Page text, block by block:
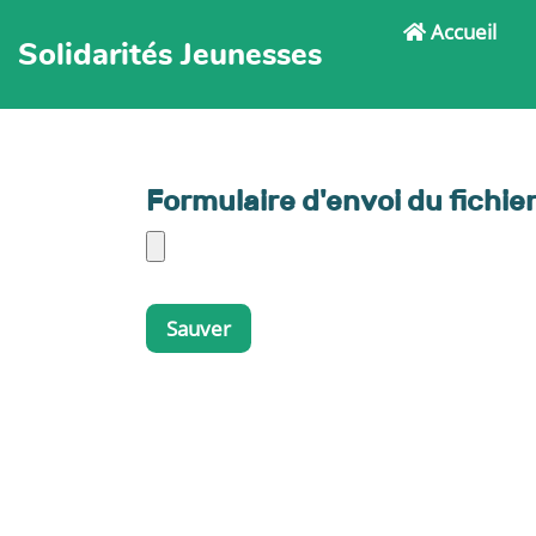
Solidarités Jeunesses
Accueil
Formulaire d'envoi du